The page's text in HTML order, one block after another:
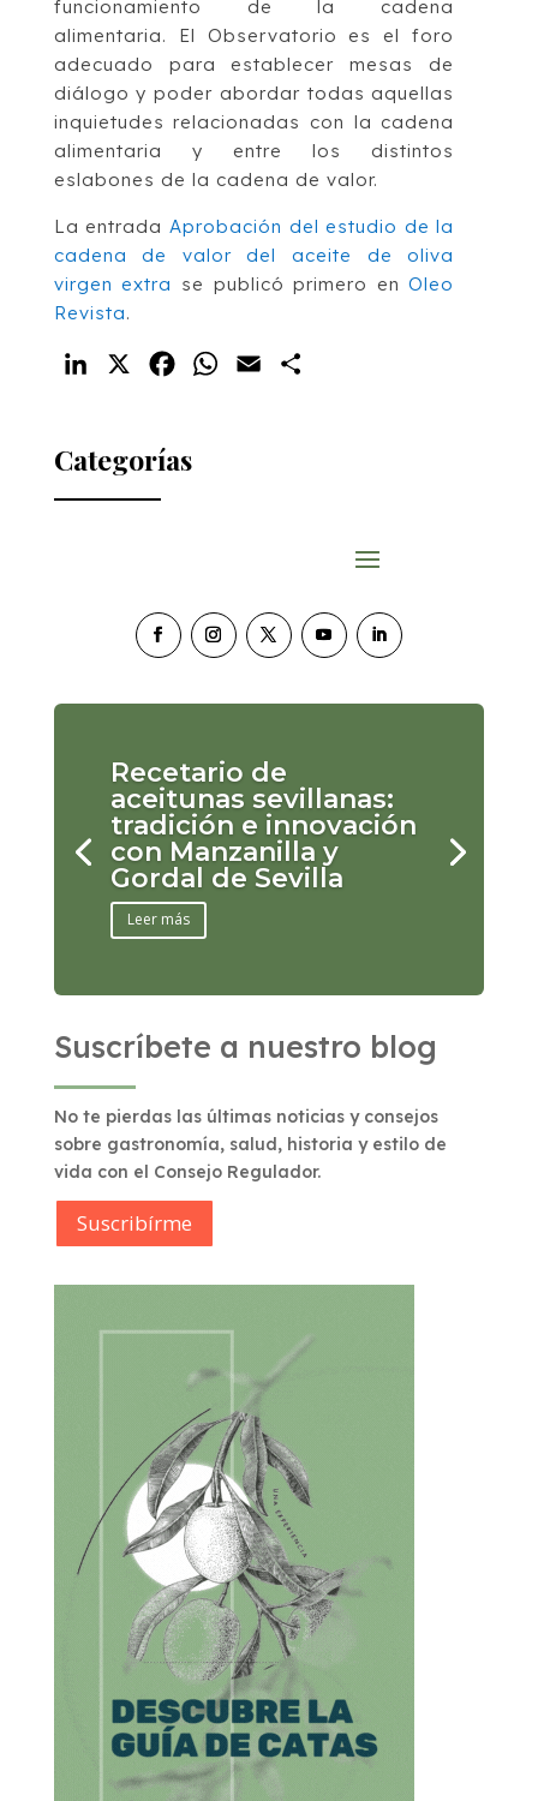
funcionamiento de la cadena
alimentaria. El Observatorio es el foro
adecuado para establecer mesas de
diálogo y poder abordar todas aquellas
inquietudes relacionadas con la cadena
alimentaria y entre los distintos
eslabones de la cadena de valor.
La entrada Aprobación del estudio de la
cadena de valor del aceite de oliva
virgen extra se publicó primero enOleo
Revista.
LinkedIn FacebookWhatsApp
Email
Categorías
Recetario de
aceitunas sevillanas:
tradición e innovación
con Manzanilla y
Gordal de Sevilla
Leer más
Suscríbete a nuestro blog
No te pierdas las últimas noticias y consejos
sobre gastronomía, salud, historia y estilo de
vida con el Consejo Regulador.
Suscribírme